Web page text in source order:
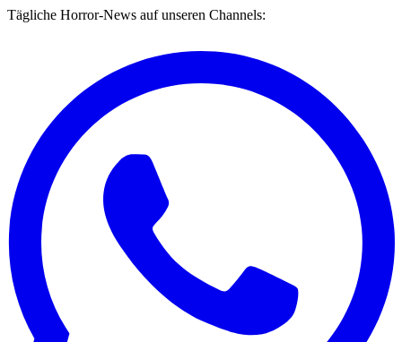
Tägliche Horror-News auf unseren Channels: